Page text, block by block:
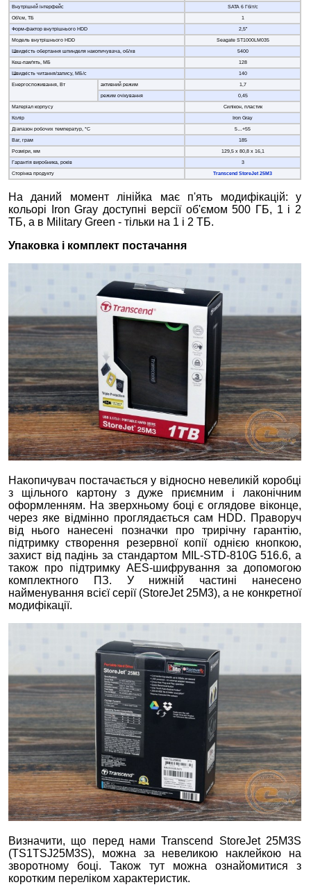
Внутрішній інтерфейс
SATA 6 Гбіт/с
Об'єм, ТБ
1
Форм-фактор внутрішнього HDD
2,5”
Модель внутрішнього HDD
Seagate ST1000LM035
Швидкість обертання шпинделя накопичувача, об/хв
5400
Кеш-пам'ять, МБ
128
Швидкість читання/запису, МБ/с
140
Енергоспоживання, Вт
активний режим
1,7
режим очікування
0,45
Матеріал корпусу
Силікон, пластик
Колір
Iron Gray
Діапазон робочих температур, °C
5…+55
Ваг, грам
185
Розміри, мм
129,5 х 80,8 х 16,1
Гарантія виробника, років
3
Сторінка продукту
Transcend StoreJet 25M3
На даний момент лінійка має п'ять модифікацій: у
кольорі Iron Gray доступні версії об'ємом 500 ГБ, 1 і 2
ТБ, а в Military Green - тільки на 1 і 2 ТБ.
Упаковка і комплект постачання
Накопичувач постачається у відносно невеликій коробці
з щільного картону з дуже приємним і лаконічним
оформленням. На зверхньому боці є оглядове віконце,
через яке відмінно проглядається сам HDD. Праворуч
від нього нанесені позначки про трирічну гарантію,
підтримку створення резервної копії однією кнопкою,
захист від падінь за стандартом MIL-STD-810G 516.6, а
також про підтримку AES-шифрування за допомогою
комплектного ПЗ. У нижній частині нанесено
найменування всієї серії (StoreJet 25M3), а не конкретної
модифікації.
Визначити, що перед нами Transcend StoreJet 25M3S
(TS1TSJ25M3S), можна за невеликою наклейкою на
зворотному боці. Також тут можна ознайомитися з
коротким переліком характеристик.